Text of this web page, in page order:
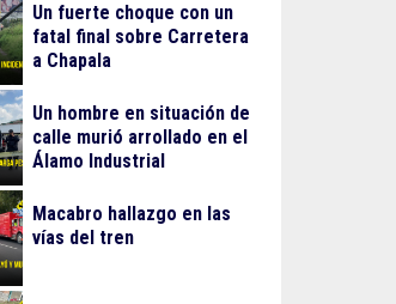
Un fuerte choque con un
fatal final sobre Carretera
a Chapala
Un hombre en situación de
calle murió arrollado en el
Álamo Industrial
Macabro hallazgo en las
vías del tren